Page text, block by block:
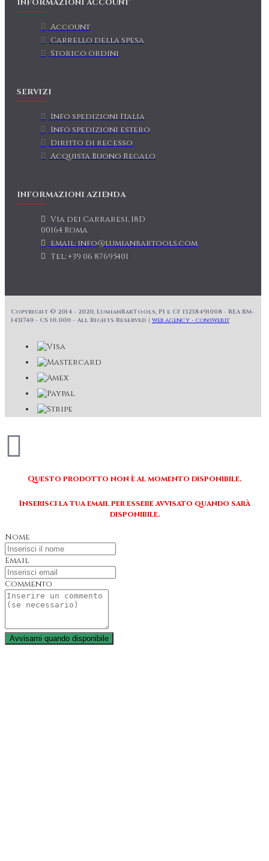
INFORMAZIONI ACCOUNT
Account
Carrello della spesa
Storico ordini
SERVIZI
Info spedizioni Italia
Info spedizioni estero
Diritto di recesso
Acquista Buono Regalo
INFORMAZIONI AZIENDA
Via dei Carraresi, 18D
00164 Roma
email: info@lumianbartools.com
Tel: +39 06 87695401
Copyright © 2014 - 2020, LumianBarTools, PI e CF 13238491008 - REA RM-
1431740 - CS 10.000 - All Rights Reserved | web agency - consweb.it
Questo prodotto non è al momento disponibile.
Inserisci la tua email per essere avvisato quando sarà
disponibile.
Nome
Email
Commento
Avvisami quando disponibile